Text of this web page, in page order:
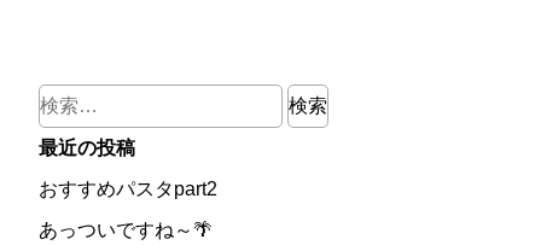
検
索:
最近の投稿
おすすめパスタpart2
あっついですね～🌴